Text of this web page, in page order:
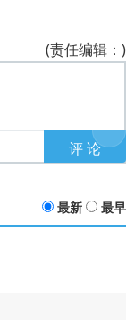
(责任编辑：)
最新 最早